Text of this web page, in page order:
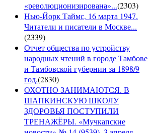
«революционизирована»...(2303)
Нью-Йорк Таймс, 16 марта 1947.
Читатели и писатели в Москве...
(2339)
Отчет общества по устройству
народных чтений в городе Тамбове
и Тамбовской губернии за 1898/9
год.(2830)
ОХОТНО ЗАНИМАЮТСЯ. В
ШАПКИНСКУЮ ШКОЛУ
ЗДОРОВЬЯ ПОСТУПИЛИ
ТРЕНАЖЁРЫ. «Мучкапские